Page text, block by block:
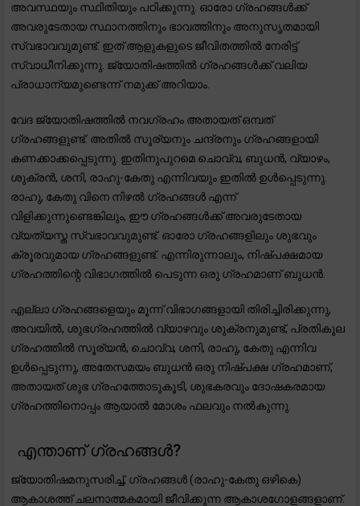
അവസ്ഥയും സ്ഥിതിയും പഠിക്കുന്നു. ഓരോ ഗ്രഹങ്ങൾക്ക്
അവരുടേതായ സ്ഥാനത്തിനും ഭാവത്തിനും അനുസൃതമായി
സ്വഭാവവുമുണ്ട്. ഇത് ആളുകളുടെ ജീവിതത്തിൽ നേരിട്ട്
സ്വാധീനിക്കുന്നു. ജ്യോതിഷത്തിൽ ഗ്രഹങ്ങൾക്ക് വലിയ
പ്രാധാന്യമുണ്ടെന്ന് നമുക്ക് അറിയാം.
വേദ ജ്യോതിഷത്തിൽ നവഗ്രഹം അതായത് ഒമ്പത്
ഗ്രഹങ്ങളുണ്ട്. അതിൽ സൂര്യനും ചന്ദ്രനും ഗ്രഹങ്ങളായി
കണക്കാക്കപ്പെടുന്നു. ഇതിനുപുറമെ ചൊവ്വ, ബുധൻ, വ്യാഴം,
ശുക്രൻ, ശനി, രാഹു-കേതു എന്നിവയും ഇതിൽ ഉൾപ്പെടുന്നു.
രാഹു, കേതു വിനെ നിഴൽ ഗ്രഹങ്ങൾ എന്ന്
വിളിക്കുന്നുണ്ടെങ്കിലും, ഈ ഗ്രഹങ്ങൾക്ക് അവരുടേതായ
വ്യത്യസ്ത സ്വഭാവവുമുണ്ട്. ഓരോ ഗ്രഹങ്ങളിലും ശുഭവും
ക്രൂരവുമായ ഗ്രഹങ്ങളുണ്ട്. എന്നിരുന്നാലും, നിഷ്പക്ഷമായ
ഗ്രഹത്തിന്റെ വിഭാഗത്തിൽ പെടുന്ന ഒരു ഗ്രഹമാണ് ബുധൻ.
എല്ലാ ഗ്രഹങ്ങളെയും മൂന്ന് വിഭാഗങ്ങളായി തിരിച്ചിരിക്കുന്നു,
അവയിൽ, ശുഭഗ്രഹത്തിൽ വ്യാഴവും ശുക്രനുമുണ്ട്, പ്രതികൂല
ഗ്രഹത്തിൽ സൂര്യൻ, ചൊവ്വ, ശനി, രാഹു, കേതു എന്നിവ
ഉൾപ്പെടുന്നു, അതേസമയം ബുധൻ ഒരു നിഷ്പക്ഷ ഗ്രഹമാണ്,
അതായത് ശുഭ ഗ്രഹത്തോടുകൂടി, ശുഭകരവും ദോഷകരമായ
ഗ്രഹത്തിനൊപ്പം ആയാൽ മോശം ഫലവും നൽകുന്നു.
എന്താണ് ഗ്രഹങ്ങൾ?
ജ്യോതിഷമനുസരിച്ച്, ഗ്രഹങ്ങൾ (രാഹു-കേതു ഒഴികെ)
ആകാശത്ത് ചലനാത്മകമായി ജീവിക്കുന്ന ആകാശഗോളങ്ങളാണ്.